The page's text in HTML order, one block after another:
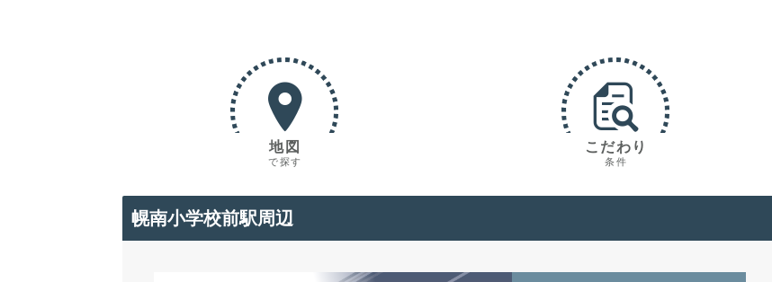
地図
で探す
こだわり
条件
幌南小学校前駅周辺